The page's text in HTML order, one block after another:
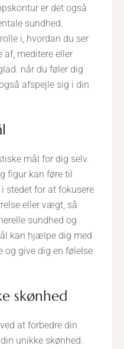
er det også
sundhed.
i, hvordan du ser
af, meditere eller
når du føler dig
afspejle sig i din
mål for dig selv.
figur kan føre til
stedet for at fokusere
eller vægt, så
sundhed og
kan hjælpe dig med
og give dig en følelse
skønhed
at forbedre din
unikke skønhed.